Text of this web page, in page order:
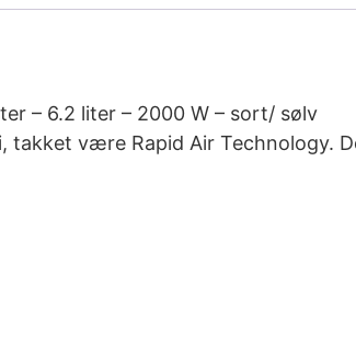
– 6.2 liter – 2000 W – sort/ sølv
takket være Rapid Air Technology.